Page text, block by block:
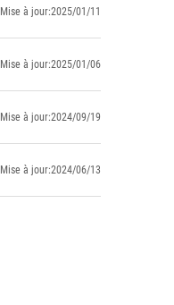
Mise à jour:2025/01/11
Mise à jour:2025/01/06
Mise à jour:2024/09/19
Mise à jour:2024/06/13